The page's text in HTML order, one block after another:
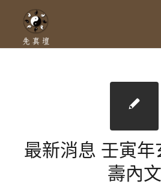
最新消息 壬寅年
壽內文